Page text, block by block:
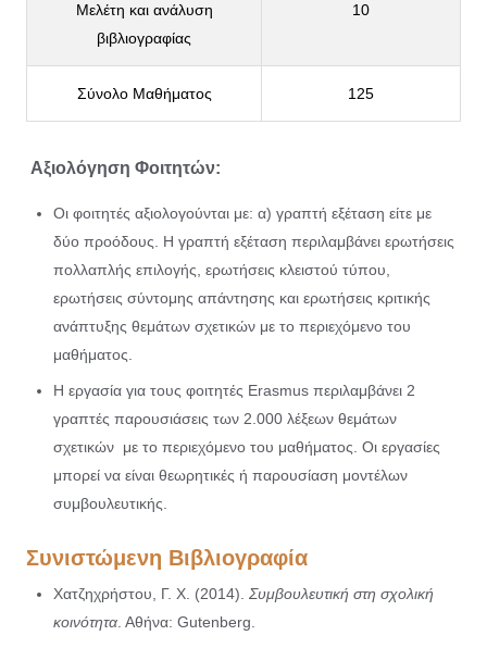
Μελέτη και ανάλυση
βιβλιογραφίας
10
Σύνολο Μαθήματος 125
Αξιολόγηση Φοιτητών:
Οι φοιτητές αξιολογούνται με: α) γραπτή εξέταση είτε με
δύο προόδους. Η γραπτή εξέταση περιλαμβάνει ερωτήσεις
πολλαπλής επιλογής, ερωτήσεις κλειστού τύπου,
ερωτήσεις σύντομης απάντησης και ερωτήσεις κριτικής
ανάπτυξης θεμάτων σχετικών με το περιεχόμενο του
μαθήματος.
Η εργασία για τους φοιτητές Erasmus περιλαμβάνει 2
γραπτές παρουσιάσεις των 2.000 λέξεων θεμάτων
σχετικών με το περιεχόμενο του μαθήματος. Οι εργασίες
μπορεί να είναι θεωρητικές ή παρουσίαση μοντέλων
συμβουλευτικής.
Συνιστώμενη Βιβλιογραφία
Χατζηχρήστου, Γ. Χ. (2014). Συμβουλευτική στη σχολική
κοινότητα. Αθήνα: Gutenberg.